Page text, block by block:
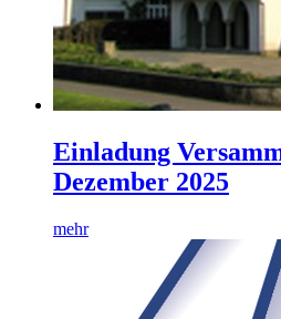
Einladung
Dezember 2025
mehr